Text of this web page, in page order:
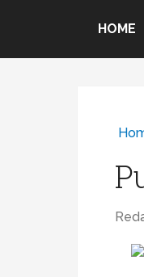
HOME